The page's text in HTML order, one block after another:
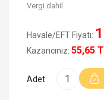
Vergi dahil
Havale/EFT Fiyatı:
Kazancınız: 55,65
Adet